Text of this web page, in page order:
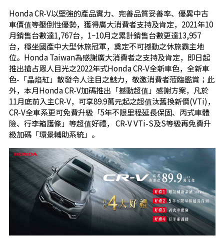
Honda CR-V以堅強的產品實力、完善品質妥善率、優異中古
車價值等壓倒性優勢，獲得廣大消費者支持及肯定，2021年10
月銷售台數達1,767台，1~10月之累計銷售台數更達13,957
台，穩坐國產中大型休旅冠軍，奠定不可撼動之休旅霸主地
位。Honda Taiwan為感謝廣大消費者之支持及肯定，即日起
推出搶占眾人目光之2022年式Honda CR-V全新車色，全新車
色-「晶焰紅」散發令人注目之魅力，敬邀消費者蒞臨鑑賞；此
外，本月Honda CR-V加碼推出「撼動超值」感謝方案，凡於
11月底前入主CR-V，可享89.9萬元起之超值汰舊換新價(VTi)，
CR-V全車系更可免費升級「5年不限里程延長保固、丙式車體
險、行李箱護條」等超值好禮， CR-V VTi-S及S等級再免費升
級加碼「環景輔助系統」。